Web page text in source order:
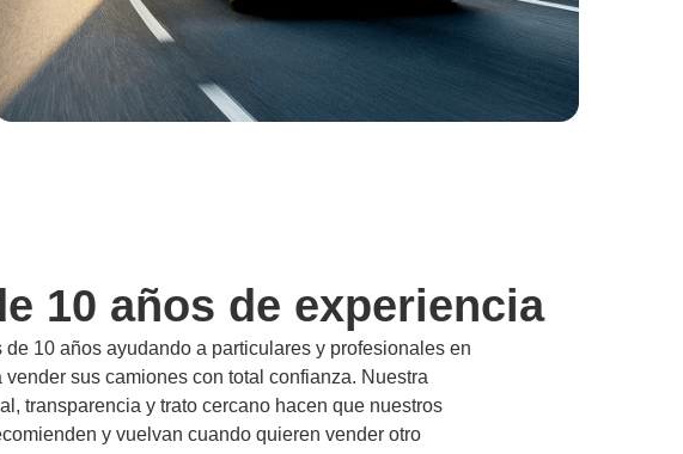
10 años de experiencia
de 10 años ayudando a particulares y profesionales en
vender sus camiones con total confianza. Nuestra
transparencia y trato cercano hacen que nuestros
y vuelvan cuando quieren vender otro